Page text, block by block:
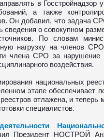
в Госстройнадзор
а также
Он добавил, что задача
сведения о совокупном
По словам
нагрузку на членов
члена СРО за нарушение
воздействия.
национальных
этапе обеспечивает
отлажена, и теперь
специалистов.
Президент НОСТРОЙ